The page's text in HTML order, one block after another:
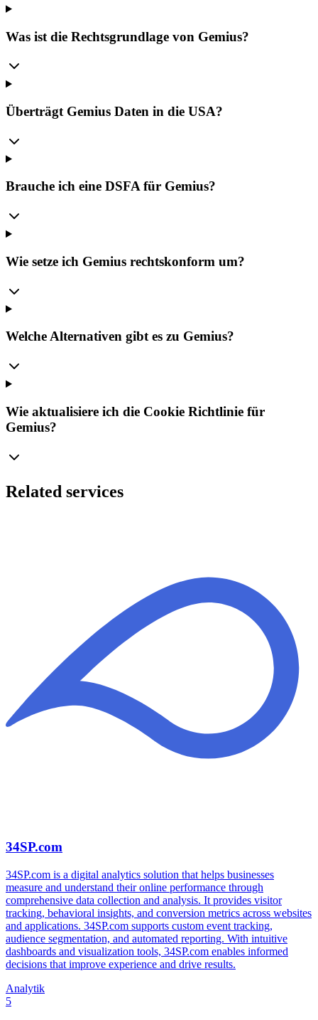
Was ist die Rechtsgrundlage von Gemius?
Überträgt Gemius Daten in die USA?
Brauche ich eine DSFA für Gemius?
Wie setze ich Gemius rechtskonform um?
Welche Alternativen gibt es zu Gemius?
Wie aktualisiere ich die Cookie Richtlinie für
Gemius?
Related services
34SP.com
34SP.com is a digital analytics solution that helps businesses
measure and understand their online performance through
comprehensive data collection and analysis. It provides visitor
tracking, behavioral insights, and conversion metrics across websites
and applications. 34SP.com supports custom event tracking,
audience segmentation, and automated reporting. With intuitive
dashboards and visualization tools, 34SP.com enables informed
decisions that improve experience and drive results.
Analytik
5